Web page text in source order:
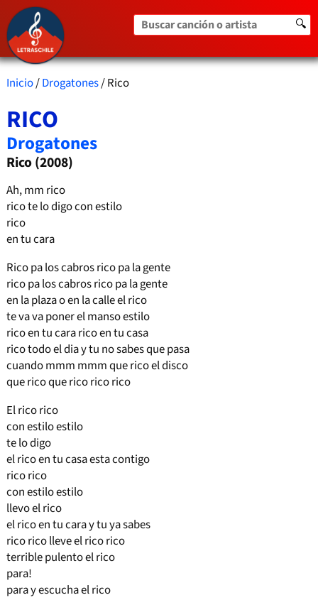
Buscar canción o artista 🔍
Inicio/Drogatones/ Rico
RICO
Drogatones
Rico (2008)
Ah, mm rico
rico te lo digo con estilo
rico
en tu cara
Rico pa los cabros rico pa la gente
rico pa los cabros rico pa la gente
en la plaza o en la calle el rico
te va va poner el manso estilo
rico en tu cara rico en tu casa
rico todo el dia y tu no sabes que pasa
cuando mmm mmm que rico el disco
que rico que rico rico rico
El rico rico
con estilo estilo
te lo digo
el rico en tu casa esta contigo
rico rico
con estilo estilo
llevo el rico
el rico en tu cara y tu ya sabes
rico rico lleve el rico rico
terrible pulento el rico
para!
para y escucha el rico